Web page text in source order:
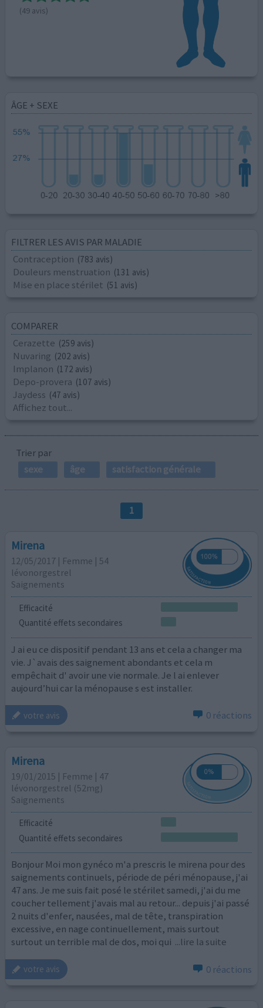
(49 avis)
ÂGE + SEXE
FILTRER LES AVIS PAR MALADIE
Contraception (783 avis)
Douleurs menstruation (131 avis)
Mise en place stérilet (51 avis)
COMPARER
Cerazette (259 avis)
Nuvaring (202 avis)
Implanon (172 avis)
Depo-provera (107 avis)
Jaydess (47 avis)
Affichez tout...
Trier par
sexe
âge satisfaction générale
1
Mirena
12/05/2017 | Femme | 54
lévonorgestrel
Saignements
Efficacité
Quantité effets secondaires
J ai eu ce dispositif pendant 13 ans et cela a changer ma
vie. J`avais des saignement abondants et cela m
empêchait d' avoir une vie normale. Je l ai enlever
aujourd’hui car la ménopause s est installer.
votre avis 0 réactions
Mirena
19/01/2015 | Femme | 47
lévonorgestrel (52mg)
Saignements
Efficacité
Quantité effets secondaires
Bonjour Moi mon gynéco m'a prescris le mirena pour des
saignements continuels, période de péri ménopause, j'ai
47 ans. Je me suis fait posé le stérilet samedi, j'ai du me
coucher tellement j'avais mal au retour... depuis j'ai passé
2 nuits d'enfer, nausées, mal de tête, transpiration
excessive, en nage continuellement, mais surtout
surtout un terrible mal de dos, moi qui ...lire la suite
votre avis 0 réactions